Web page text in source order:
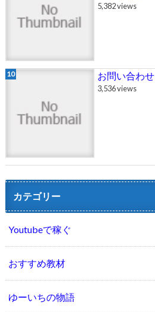
5,382 views
お問い合わせ
3,536 views
カテゴリー
Youtubeで稼ぐ
おすすめ教材
ゆーいちの物語